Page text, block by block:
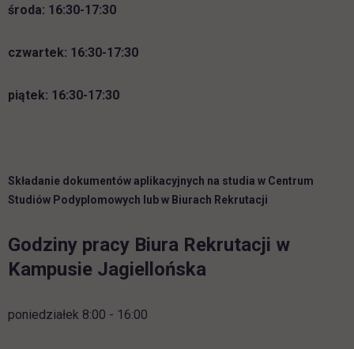
środa: 16:30-17:30
czwartek: 16:30-17:30
piątek: 16:30-17:30
Składanie dokumentów aplikacyjnych na studia w Centrum
Studiów Podyplomowych lub w Biurach Rekrutacji
Godziny pracy Biura Rekrutacji w
Kampusie Jagiellońska
poniedziałek 8:00 - 16:00